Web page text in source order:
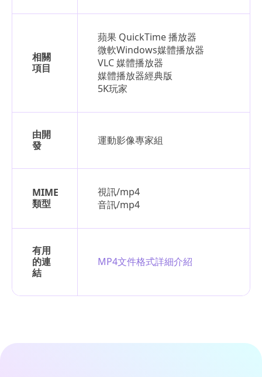
相關
項目
蘋果 QuickTime 播放器
微軟Windows媒體播放器
VLC 媒體播放器
媒體播放器經典版
5K玩家
由開
發
運動影像專家組
MIME
類型
視訊/mp4
音訊/mp4
有用
的連
結
MP4文件格式詳細介紹